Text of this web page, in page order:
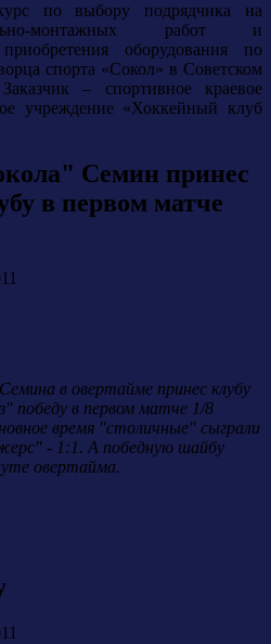
по выбору подрядчика на
монтажных работ и
оборудования по
спорта «Сокол» в Советском
– спортивное краевое
учреждение «Хоккейный клуб
Семин принес
в первом матче
в овертайме принес клубу
в первом матче 1/8
время "столичные" сыграли
- 1:1. А победную шайбу
овертайма.